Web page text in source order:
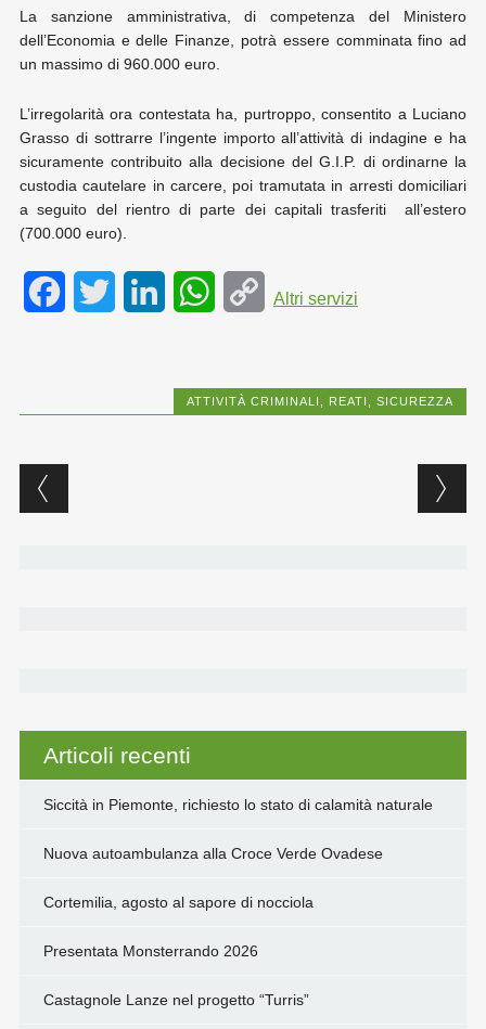
La sanzione amministrativa, di competenza del Ministero
dell’Economia e delle Finanze, potrà essere comminata fino ad
un massimo di 960.000 euro.
L’irregolarità ora contestata ha, purtroppo, consentito a Luciano
Grasso di sottrarre l’ingente importo all’attività di indagine e ha
sicuramente contribuito alla decisione del G.I.P. di ordinarne la
custodia cautelare in carcere, poi tramutata in arresti domiciliari
a seguito del rientro di parte dei capitali trasferiti all’estero
(700.000 euro).
e t k t
C
y
Altri servizi
ATTIVITÀ CRIMINALI REATI ,SICUREZZA
Post navigation
Articoli recenti
Siccità in Piemonte, richiesto lo stato di calamità naturale
Nuova autoambulanza alla Croce Verde Ovadese
Cortemilia, agosto al sapore di nocciola
Presentata Monsterrando 2026
Castagnole Lanze nel progetto “Turris”